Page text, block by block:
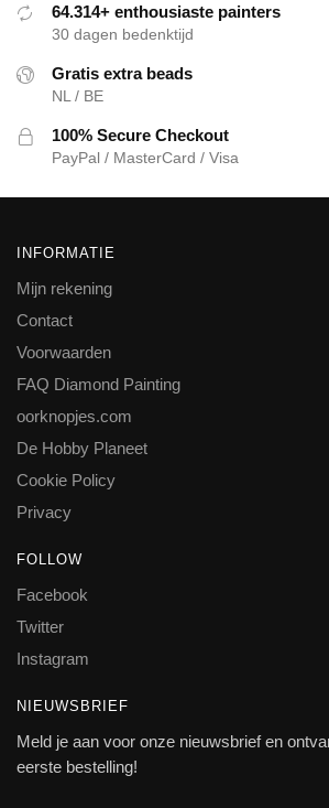
64.314+ enthousiaste painters
30 dagen bedenktijd
Gratis extra beads
NL / BE
100% Secure Checkout
PayPal / MasterCard / Visa
INFORMATIE
Mijn rekening
Contact
Voorwaarden
FAQ Diamond Painting
oorknopjes.com
De Hobby Planeet
Cookie Policy
Privacy
FOLLOW
Facebook
Twitter
Instagram
NIEUWSBRIEF
Meld je aan voor onze nieuwsbrief en
eerste bestelling!